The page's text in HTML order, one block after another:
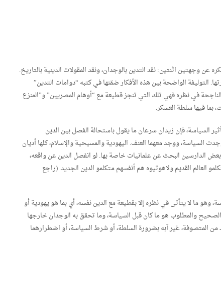
وجهتين اثنتين: نقد التدين بالوجدان، ونقد المقولات الدينية بالتاريخ.
الواضحة بين هذه الأفكار ضمّنها في كتبه “دوامات التدين”
في نظره فهي تلك التي تنجز قطيعة مع “أوهام المصريين” و”المنزع
بما فيها سلطة العسكر.
السياسة، فإن زيدان سرعان ما يقول باستحالة الفصل بين الدين
السياسة، ووجد معهما العنف. اليهودية والمسيحية والإسلام، كلها أديان
الدارسين البحث عن علمانيات خاصة بها. لو انفصل الدين عن واقعه،
العالم القديم ولاهوتيوه هم أنفسهم متكلمو الدين الجديد. (راجع
وهو ما لا يتأتى في نظره إلا بقطيعة مع الدين نفسه، أي بما هو يهودية أو
والمطلوب هو ما كان قبل السياسة، وما تحقق به الوجدان خارجها
المتصوفة، غير آبه بضرورة السلطة، أو شرط السياسة، أو اضطرارهما